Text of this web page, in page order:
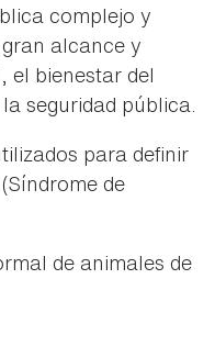
complejo y
alcance y
el bienestar del
seguridad pública.
para definir
de
de animales de